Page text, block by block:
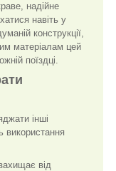
надійне
навіть у
конструкції,
матеріалам цей
поїздці.
інші
використання
від